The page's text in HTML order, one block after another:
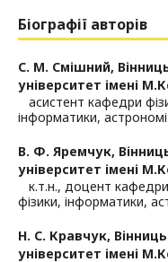
Біографії авторів
С. М. Смішний,
університет імені
асистент кафедри
інформатики,
В. Ф. Яремчук,
університет імені
к.т.н., доцент
фізики, інформатики,
Н. С. Кравчук,
університет імені